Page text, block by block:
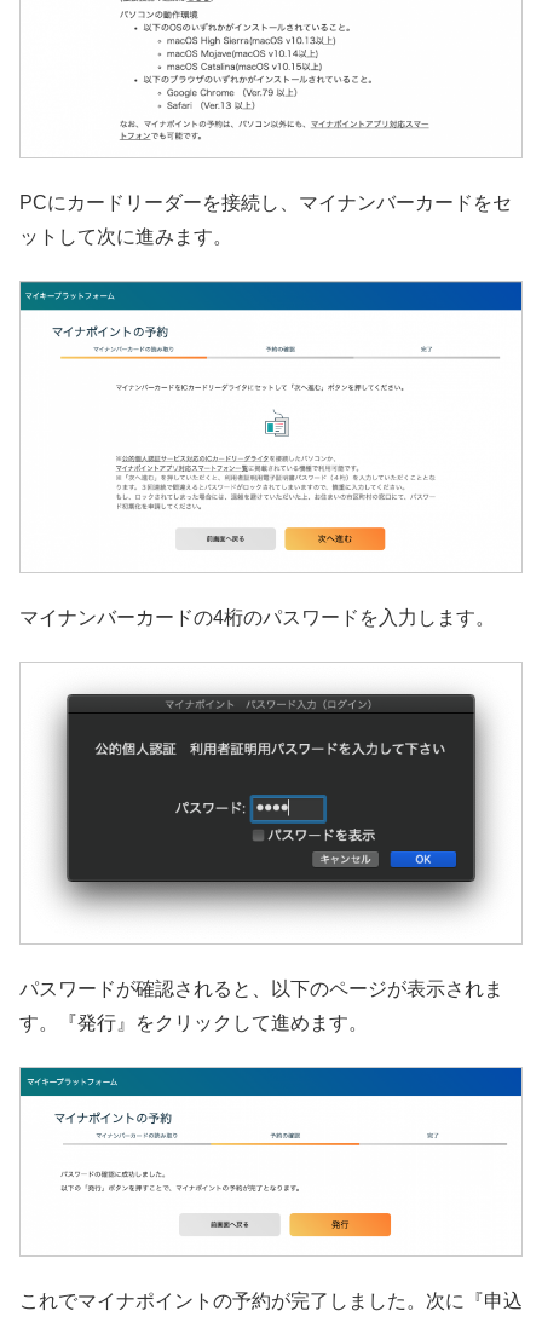
PCにカードリーダーを接続し、マイナンバーカードをセ
ットして次に進みます。
マイナンバーカードの4桁のパスワードを入力します。
パスワードが確認されると、以下のページが表示されま
す。『発行』をクリックして進めます。
これでマイナポイントの予約が完了しました。次に『申込